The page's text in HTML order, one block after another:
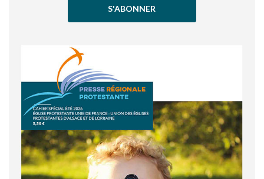
S'ABONNER